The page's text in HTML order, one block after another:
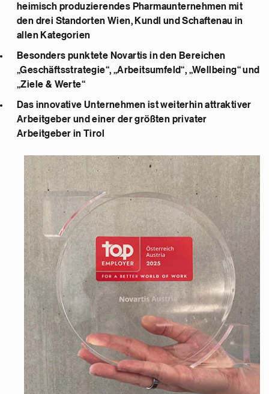
heimisch produzierendes Pharmaunternehmen mit
den drei Standorten Wien, Kundl und Schaftenau in
allen Kategorien
Besonders punktete Novartis in den Bereichen
„Geschäftsstrategie“, „Arbeitsumfeld“, „Wellbeing“ und
„Ziele & Werte“
Das innovative Unternehmen ist weiterhin attraktiver
Arbeitgeber und einer der größten privater
Arbeitgeber in Tirol